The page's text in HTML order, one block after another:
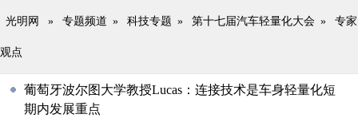
光明网 » 专题频道 » 科技专题 » 第十七届汽车轻量化大会 » 专家
观点
葡萄牙波尔图大学教授Lucas：连接技术是车身轻量化短
期内发展重点